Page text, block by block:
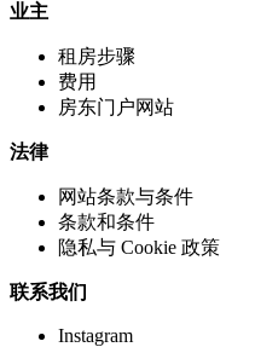
业主
租房步骤
费用
房东门户网站
法律
网站条款与条件
条款和条件
隐私与 Cookie 政策
联系我们
Instagram